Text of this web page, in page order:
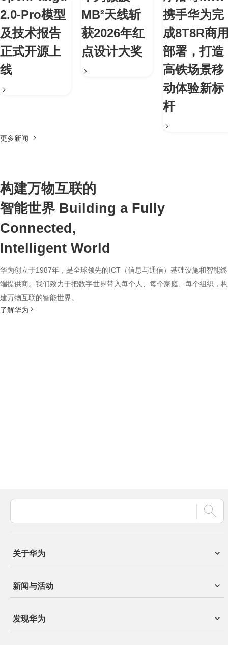
2.0-Pro模型
及技术报告
正式开源上
线
MB²天线斩
获2026年红
点设计大奖
携手华为完
成8T8R商
部署，打造
高铁场景移
动体验新标
杆
更多新闻
构建万物互联的
智能世界 Building a Fully
Connected,
Intelligent World
华为创立于1987年，是全球领先的ICT（信息与通信）基础设施和智能终
端提供商。我们致力于把数字世界带入每个人、每个家庭、每个组织，构
建万物互联的智能世界。
了解华为
关于华为
新闻与活动
发现华为